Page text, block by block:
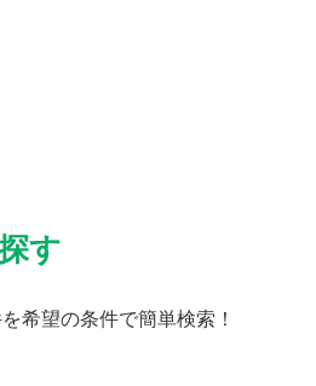
す
希望の条件で簡単検索！